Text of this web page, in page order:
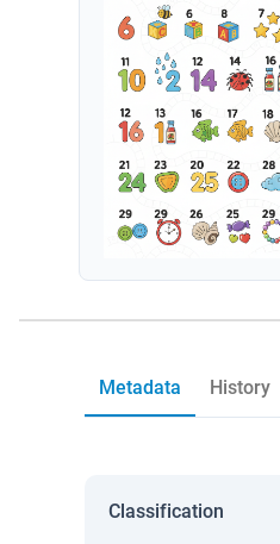
Metadata History
Classification